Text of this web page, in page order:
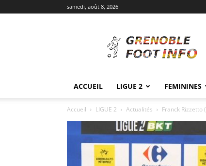
samedi, août 8, 2026
Foot
Info
ACCUEIL LIGUE 2 FEMININES
Accueil LIGUE 2 Actualités Franck Rizzetto